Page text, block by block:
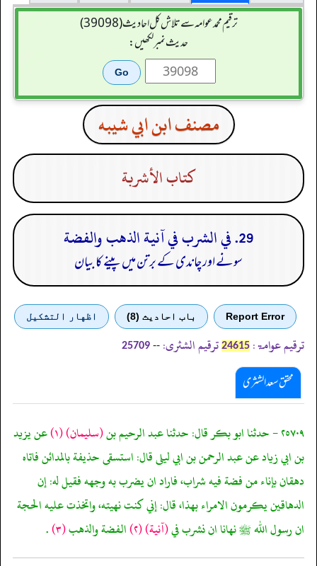
ترقیم محمدعوامہ سے تلاش کل احادیث (39098)
حدیث نمبر لکھیں:
مصنف ابن ابي شيبه
كتاب الأشربة
29. في الشرب في آنية الذهب والفضة
سونے اور چاندی کے برتن میں پینے کا بیان
Report Error باب احادیث (8) اظهار التشكيل
ترقیم عوامۃ: 24615 ترقیم الشثری: --
25709
محقق سعد الشثری
٢٥٧٠٩ - حدثنا ابو بكر قال: حدثنا عبد الرحيم بن (سليمان)(١) عن يزيد
بن ابي زياد عن عبد الرحمن بن ابي ليلى قال: استسقى حذيفة بالمدائن فاتاه
دهقان بإناء من فضة فيه شراب، فاراد ان يضرب به وجهه فقيل له: إن
الدهاقين يكرمون الامراء بهذا، قال: إني كنت نهيته، واتخذت عليه الحجة
ان رسول الله ﷺ نهانا ان نشرب في(آنية)(٢) الفضة والذهب(٣) .